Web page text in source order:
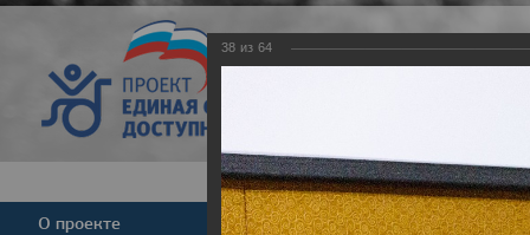
Версия для
О проекте Команда Новости
38 из 64